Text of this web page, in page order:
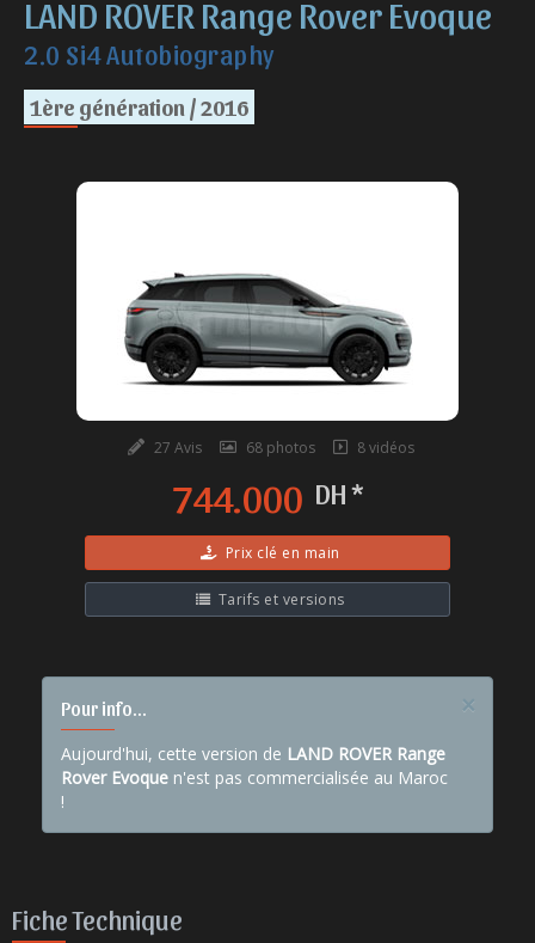
LAND ROVER Range Rover Evoque
2.0 Si4 Autobiography
1ère génération / 2016
27 Avis 68 photos 8 vidéos
744.000 DH *
Prix clé en main
Tarifs et versions
×
Pour info...
Aujourd'hui, cette version de LAND ROVER Range
Rover Evoque n'est pas commercialisée au Maroc
!
Fiche Technique